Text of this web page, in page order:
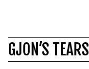
GJON’S TEARS